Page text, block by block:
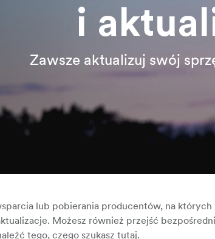
i
Zawsze aktualizuj swój
lub pobierania producentów, na których
Możesz również przejść
tego, czego szukasz tutaj.